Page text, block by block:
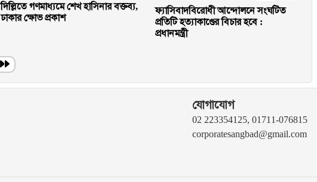
দিল্লিতে গণমাধ্যমে শেখ হাসিনার বক্তব্য,
ঢাকার ক্ষোভ প্রকাশ
ফ্যাসিবাদবিরোধী আন্দোলনে সংঘটিত
প্রতিটি হত্যাকাণ্ডের বিচার হবে :
প্রধানমন্ত্রী
যোগাযোগ
02 223354125, 01711-076815
corporatesangbad@gmail.com